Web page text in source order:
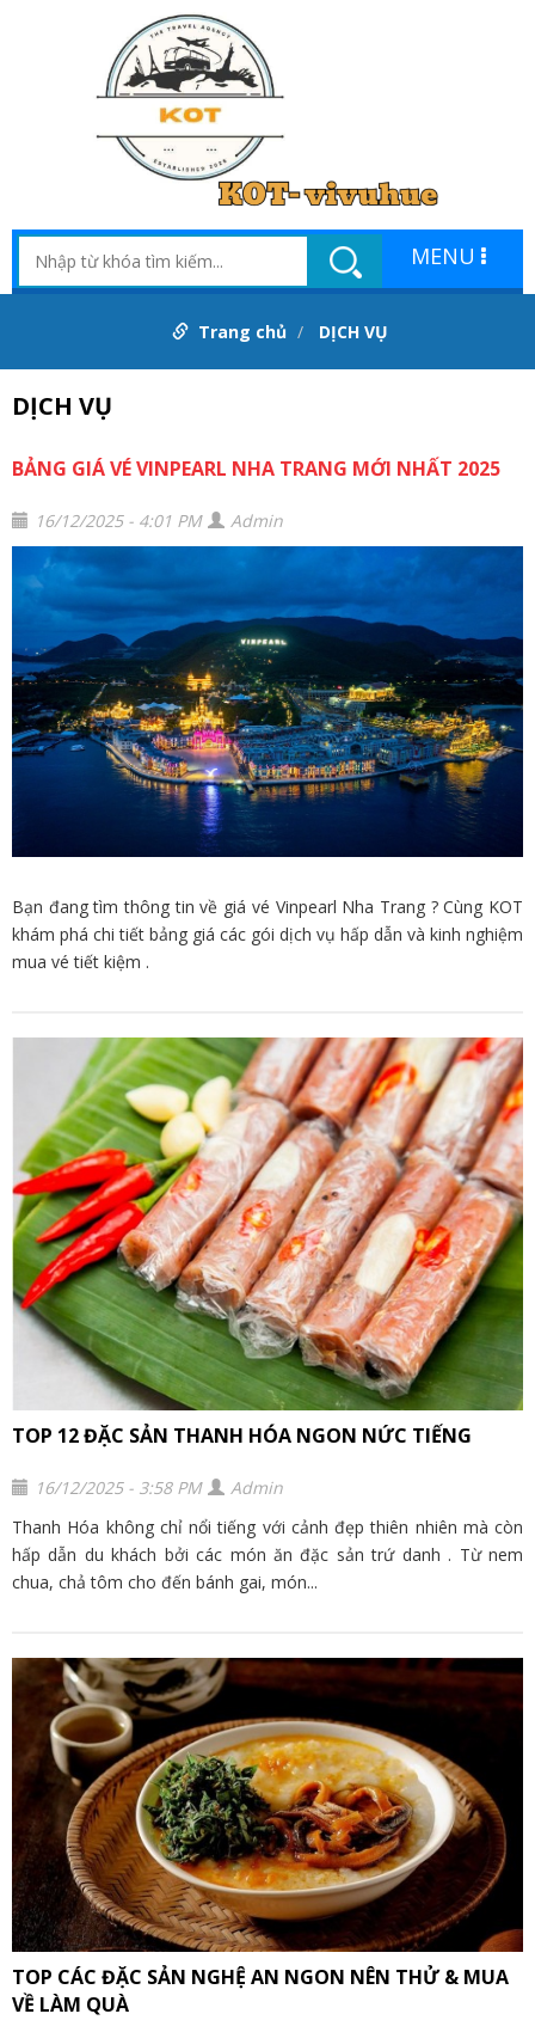
MENU
Trang chủ DỊCH VỤ
DỊCH VỤ
BẢNG GIÁ VÉ VINPEARL NHA TRANG MỚI NHẤT 2025
16/12/2025 - 4:01 PM Admin
Bạn đang tìm thông tin về giá vé Vinpearl Nha Trang ? Cùng KOT
khám phá chi tiết bảng giá các gói dịch vụ hấp dẫn và kinh nghiệm
mua vé tiết kiệm .
TOP 12 ĐẶC SẢN THANH HÓA NGON NỨC TIẾNG
16/12/2025 - 3:58 PM
Admin
Thanh Hóa không chỉ nổi tiếng với cảnh đẹp thiên nhiên mà còn
hấp dẫn du khách bởi các món ăn đặc sản trứ danh . Từ nem
chua, chả tôm cho đến bánh gai, món...
TOP CÁC ĐẶC SẢN NGHỆ AN NGON NÊN THỬ & MUA
VỀ LÀM QUÀ